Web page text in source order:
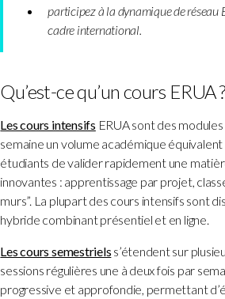
participez à la dynamique de réseau
cadre international.
Qu’est-ce qu’un cours ERUA ?
Les cours intensifs ERUA sont des
semaine un volume académique
étudiants de valider rapidement une
innovantes : apprentissage par projet,
murs”. La plupart des cours intensifs sont
hybride combinant présentiel et en ligne.
Les cours semestriels s’étendent sur
sessions régulières une à deux fois par
progressive et approfondie, permettant